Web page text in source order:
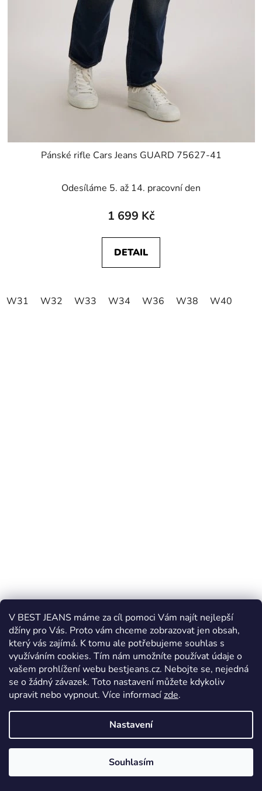
V BEST JEANS máme za cíl pomoci Vám najít nejlepší
džíny pro Vás. Proto vám chceme zobrazovat jen obsah,
který vás zajímá. K tomu ale potřebujeme souhlas s
využíváním cookies. Tím nám umožníte používat údaje o
vašem prohlížení webu bestjeans.cz. Nebojte se, nejedná
se o žádný závazek. Toto nastavení můžete kdykoliv
upravit nebo vypnout. Více informacízde.
Nastavení
Souhlasím
Pánské rifle Cars Jeans GUARD 75627-41
Odesíláme 5. až 14. pracovní den
1 699 Kč
DETAIL
W31 W32 W33 W34 W36 W38 W40
Pánské rifle Vigoss Jeans 728 2079 543
1 590 Kč
DETAIL